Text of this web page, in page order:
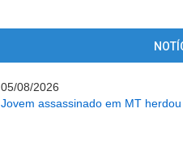
05/08/2026
Jovem assassinado em MT